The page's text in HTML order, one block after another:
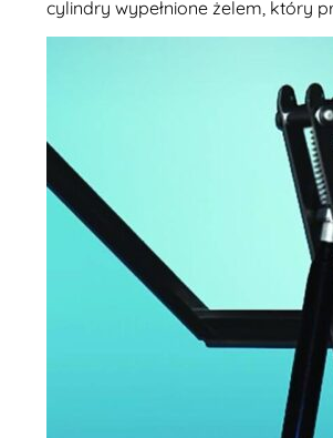
cylindry wypełnione żelem, który